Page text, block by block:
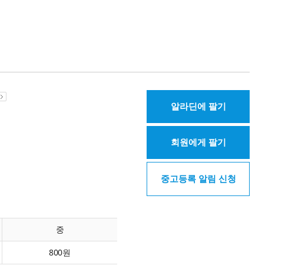
중
800원
알라딘에 팔기
회원에게 팔기
중고등록 알림 신청